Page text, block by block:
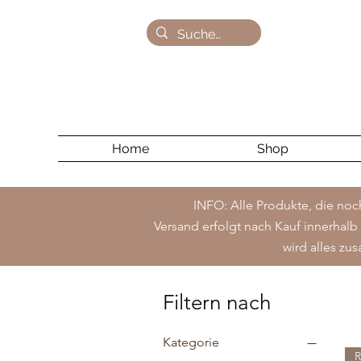
Home Shop
INFO: Alle Produkte, die
Versand erfolgt nach Kauf
wird alles
Filtern nach
Kategorie